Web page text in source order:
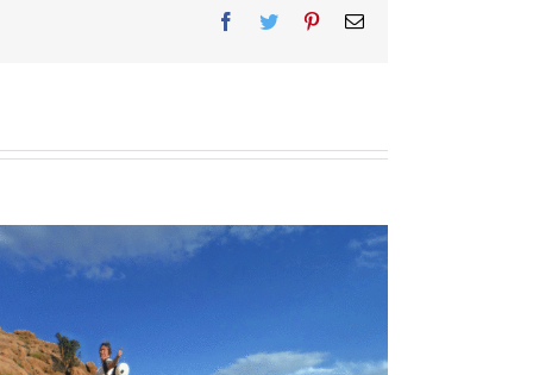
Facebook
Twitter PinterestEmail